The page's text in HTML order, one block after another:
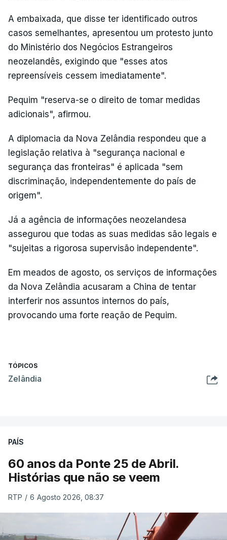
A embaixada, que disse ter identificado outros
casos semelhantes, apresentou um protesto junto
do Ministério dos Negócios Estrangeiros
neozelandês, exigindo que "esses atos
repreensíveis cessem imediatamente".
Pequim "reserva-se o direito de tomar medidas
adicionais", afirmou.
A diplomacia da Nova Zelândia respondeu que a
legislação relativa à "segurança nacional e
segurança das fronteiras" é aplicada "sem
discriminação, independentemente do país de
origem".
Já a agência de informações neozelandesa
assegurou que todas as suas medidas são legais e
"sujeitas a rigorosa supervisão independente".
Em meados de agosto, os serviços de informações
da Nova Zelândia acusaram a China de tentar
interferir nos assuntos internos do país,
provocando uma forte reação de Pequim.
TÓPICOS
Zelândia
PAÍS
60 anos da Ponte 25 de Abril.
Histórias que não se veem
RTP / 6 Agosto 2026, 08:37